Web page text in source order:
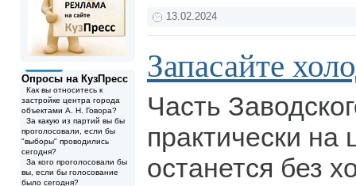
Опросы на КузПресс
Как вы относитесь к
застройке центра города
объектами А. Н. Говора?
За какую из партий вы бы
проголосовали, если бы
"выборы" проводились
сегодня?
За кого проголосовали бы
вы, если бы голосование
было сегодня?
13.02.2024
Запасайте
Часть
практически на
останется без